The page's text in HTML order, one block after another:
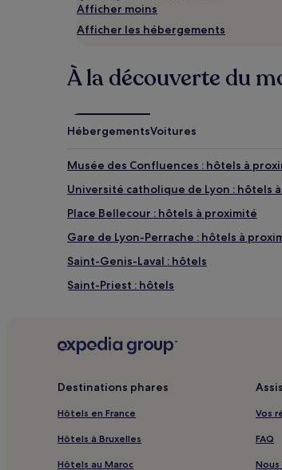
2 adultes.
Les
prix
la
disponibilité
de
changer.
conditions
peuvent
s’appliquer.
Afficher moins
Afficher les hébergements
À la découverte du
HébergementsVoitures
Musée des Confluences : hôtels à
Université catholique de Lyon : hôtels
Place Bellecour : hôtels à proximité
Gare de Lyon-Perrache : hôtels à
Saint-Genis-Laval : hôtels
Saint-Priest : hôtels
Station de métro Vaulx-en-Velin La
Parc de la Tête d’or : hôtels à proximité
Destinations phares
Hôtels en France
Hôtels à Bruxelles
Hôtels au Maroc
Vos
FAQ